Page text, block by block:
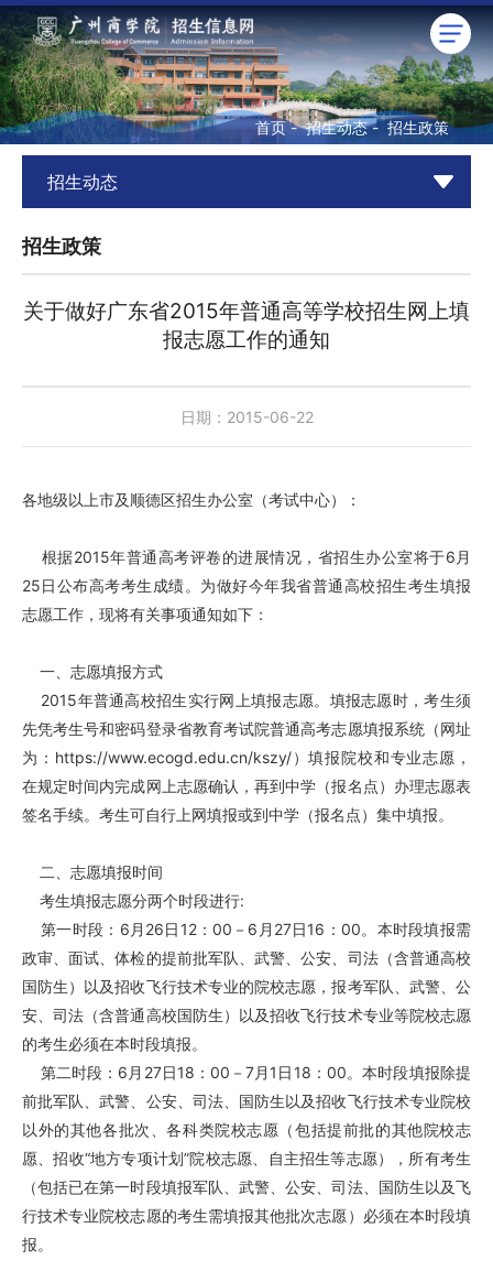
首页-招生动态-招生政策
招生动态
招生政策
关于做好广东省2015年普通高等学校招生网上填
报志愿工作的通知
日期：2015-06-22
各地级以上市及顺德区招生办公室（考试中心）：
根据2015年普通高考评卷的进展情况，省招生办公室将于6月
25日公布高考考生成绩。为做好今年我省普通高校招生考生填报
志愿工作，现将有关事项通知如下：
一、志愿填报方式
2015年普通高校招生实行网上填报志愿。填报志愿时，考生须
先凭考生号和密码登录省教育考试院普通高考志愿填报系统（网址
为： https://www.ecogd.edu.cn/kszy/）填报院校和专业志愿，
在规定时间内完成网上志愿确认，再到中学（报名点）办理志愿表
签名手续。考生可自行上网填报或到中学（报名点）集中填报。
二、志愿填报时间
考生填报志愿分两个时段进行:
第一时段：6月26日12：00－6月27日16：00。本时段填报需
政审、面试、体检的提前批军队、武警、公安、司法（含普通高校
国防生）以及招收飞行技术专业的院校志愿，报考军队、武警、公
安、司法（含普通高校国防生）以及招收飞行技术专业等院校志愿
的考生必须在本时段填报。
第二时段：6月27日18：00－7月1日18：00。本时段填报除提
前批军队、武警、公安、司法、国防生以及招收飞行技术专业院校
以外的其他各批次、各科类院校志愿（包括提前批的其他院校志
愿、招收“地方专项计划”院校志愿、自主招生等志愿），所有考生
（包括已在第一时段填报军队、武警、公安、司法、国防生以及飞
行技术专业院校志愿的考生需填报其他批次志愿）必须在本时段填
报。